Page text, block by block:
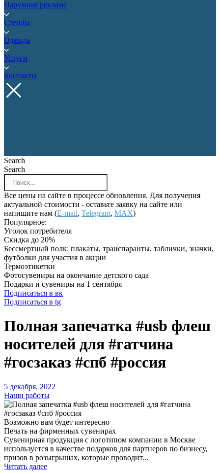
Наружная реклама
Стенды
Одежда
Услуги
Контакты
Search
Search
Все цены на сайте в процессе обновления. Для получения
актуальной стоимости - оставьте заявку на сайте или
напишите нам (E-mail, Telegram, MAX)
Популярное:
Уголок потребителя
Скидка до 20%
Бессмертный полк: плакаты, транспаранты, таблички, значки,
футболки для участия в акции
Термоэтикетки
Фотосувениры на окончание детского сада
Подарки и сувениры на 1 сентября
Подписаться в вк
Подписаться в tg
Полная запечатка #usb флеш
носителей для #гатчина
#госзаказ #спб #россия
5 декабря, 2022
Наши работы
Возможно вам будет интересно
Печать на фирменных сувенирах
Сувенирная продукция с логотипом компании в Москве
используется в качестве подарков для партнеров по бизнесу,
призов в розыгрышах, которые проводит...
Читать далее